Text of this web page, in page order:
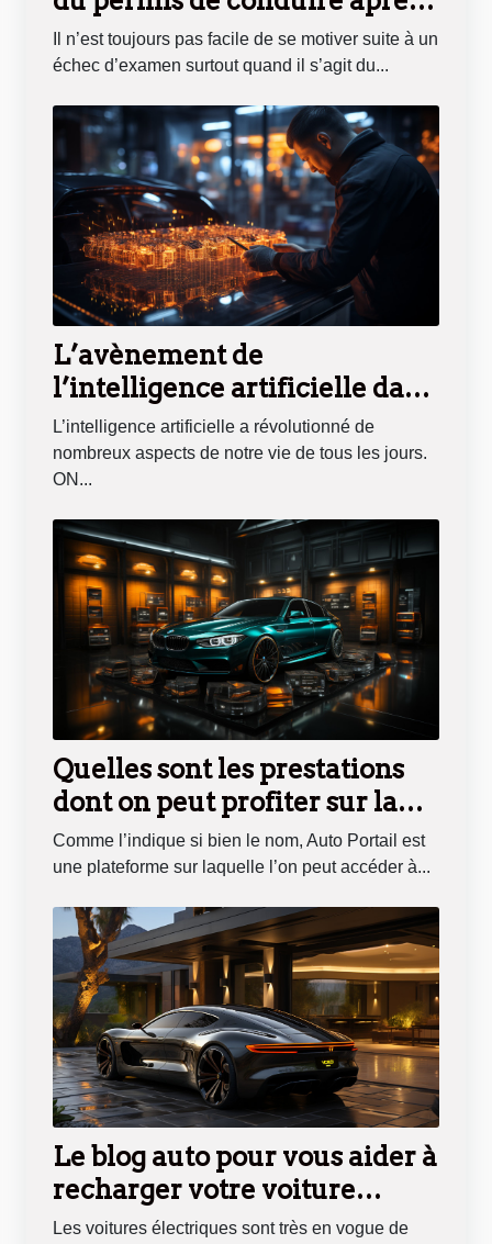
un échec ?
Il n’est toujours pas facile de se motiver suite à un
échec d’examen surtout quand il s’agit du...
L’avènement de
l’intelligence artificielle dans
l’automobile
L’intelligence artificielle a révolutionné de
nombreux aspects de notre vie de tous les jours.
ON...
Quelles sont les prestations
dont on peut profiter sur la
plateforme en ligne Auto
Portail ?
Comme l’indique si bien le nom, Auto Portail est
une plateforme sur laquelle l’on peut accéder à...
Le blog auto pour vous aider à
recharger votre voiture
électrique
Les voitures électriques sont très en vogue de